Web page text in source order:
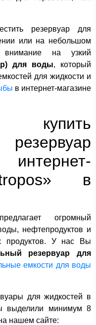
резервуар для
или на небольшом
внимание на узкий
для воды, который
для жидкости и
в интернет-магазине
в
огромный
нефтепродуктов и
продуктов. У нас Вы
резервуар для
емкости для воды
для жидкостей в
выделили минимум 8
нашем сайте: